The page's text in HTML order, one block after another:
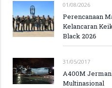
01/08/2026
Perencanaan
Kelancaran
Black 2026
31/05/2017
A400M
Multinasional